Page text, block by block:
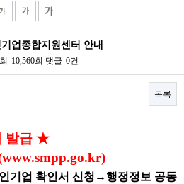
업종합지원센터 안내
10,560회 댓글 0건
목록
발급 ★
www.smpp.go.kr)
기업 확인서 신청→행정정보 공동